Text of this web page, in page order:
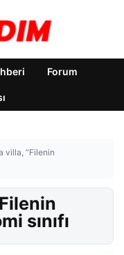
Forum
villa, “Filenin
sınıfı